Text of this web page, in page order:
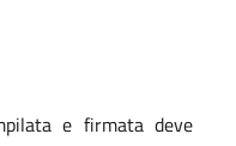
e firmata deve